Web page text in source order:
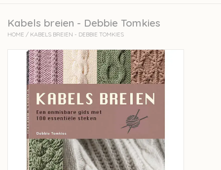
Accessoires
workshops
Cadeaubon
Solden
Over wolder
Kabels breien - Debbie Tomkies
HOME / KABELS BREIEN - DEBBIE TOMKIES